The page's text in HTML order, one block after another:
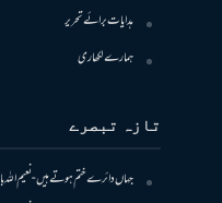
ہدایات برائے تحریر
ہمارے لکھاری
تازہ تبصرے
جہاں دائرے ختم ہوتے ہیں- نعیم اللہ